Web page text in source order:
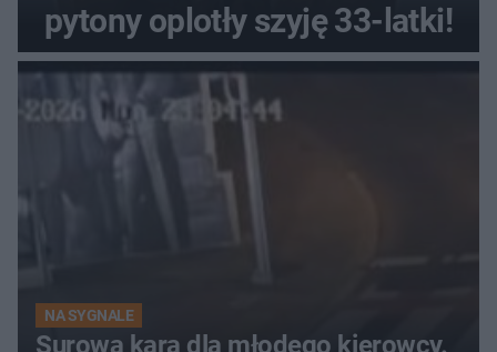
pytony oplotły szyję 33-latki!
NA SYGNALE
Surowa kara dla młodego kierowcy.